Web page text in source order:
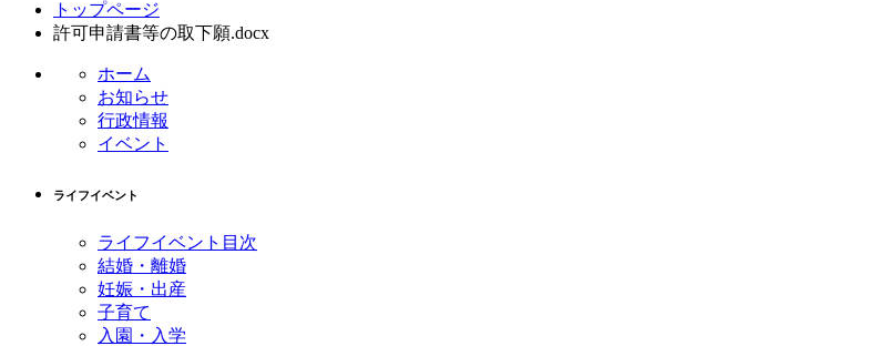
トップページ
許可申請書等の取下願.docx
ホーム
お知らせ
行政情報
イベント
ライフイベント
ライフイベント目次
結婚・離婚
妊娠・出産
子育て
入園・入学